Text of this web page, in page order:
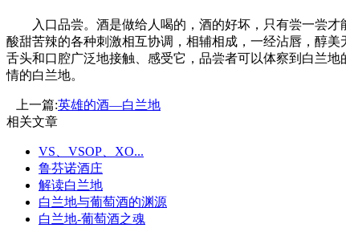
入口品尝。酒是做给人喝的，酒的好坏，只有尝一尝才
酸甜苦辣的各种刺激相互协调，相辅相成，一经沾唇，醇
舌头和口腔广泛地接触、感受它，品尝者可以体察到白兰
情的白兰地。
上一篇:英雄的酒—白兰地
相关文章
VS、VSOP、XO...
鲁芬诺酒庄
解读白兰地
白兰地与葡萄酒的渊源
白兰地-葡萄酒之魂